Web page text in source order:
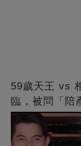
59歲天王 vs
臨，被問「陪
被贊爆